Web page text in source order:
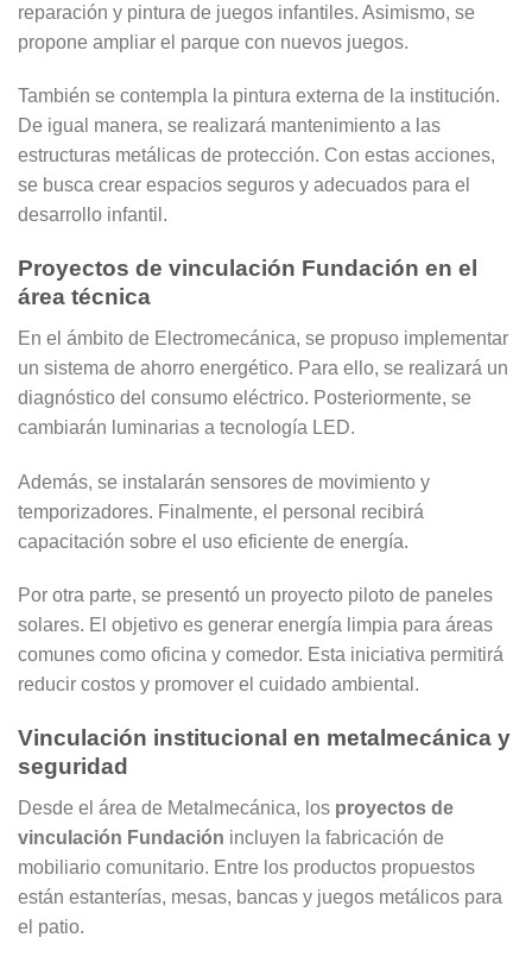
reparación y pintura de juegos infantiles. Asimismo, se
propone ampliar el parque con nuevos juegos.
También se contempla la pintura externa de la institución.
De igual manera, se realizará mantenimiento a las
estructuras metálicas de protección. Con estas acciones,
se busca crear espacios seguros y adecuados para el
desarrollo infantil.
Proyectos de vinculación Fundación en el
área técnica
En el ámbito de Electromecánica, se propuso implementar
un sistema de ahorro energético. Para ello, se realizará un
diagnóstico del consumo eléctrico. Posteriormente, se
cambiarán luminarias a tecnología LED.
Además, se instalarán sensores de movimiento y
temporizadores. Finalmente, el personal recibirá
capacitación sobre el uso eficiente de energía.
Por otra parte, se presentó un proyecto piloto de paneles
solares. El objetivo es generar energía limpia para áreas
comunes como oficina y comedor. Esta iniciativa permitirá
reducir costos y promover el cuidado ambiental.
Vinculación institucional en metalmecánica y
seguridad
Desde el área de Metalmecánica, los proyectos de
vinculación Fundación incluyen la fabricación de
mobiliario comunitario. Entre los productos propuestos
están estanterías, mesas, bancas y juegos metálicos para
el patio.